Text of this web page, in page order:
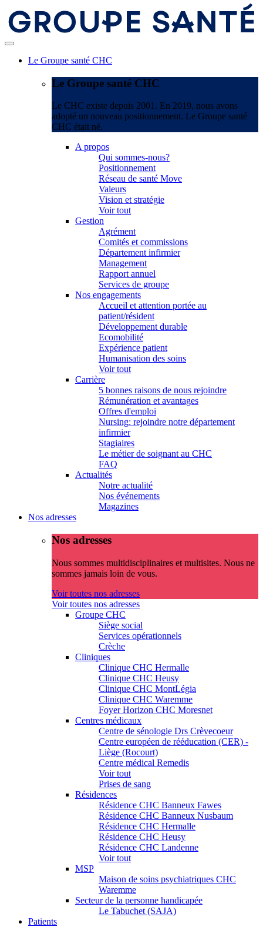
Le Groupe santé CHC
Le Groupe santé CHC
Le CHC existe depuis 2001. En 2019, nous avons
adopté un nouveau positionnement. Le Groupe santé
CHC était né.
A propos
Qui sommes-nous?
Positionnement
Réseau de santé Move
Valeurs
Vision et stratégie
Voir tout
Gestion
Agrément
Comités et commissions
Département infirmier
Management
Rapport annuel
Services de groupe
Nos engagements
Accueil et attention portée au
patient/résident
Développement durable
Ecomobilité
Expérience patient
Humanisation des soins
Voir tout
Carrière
5 bonnes raisons de nous rejoindre
Rémunération et avantages
Offres d'emploi
Nursing: rejoindre notre département
infirmier
Stagiaires
Le métier de soignant au CHC
FAQ
Actualités
Notre actualité
Nos événements
Magazines
Nos adresses
Nos adresses
Nous sommes multidisciplinaires et multisites. Nous ne
sommes jamais loin de vous.
Voir toutes nos adresses
Voir toutes nos adresses
Groupe CHC
Siège social
Services opérationnels
Crèche
Cliniques
Clinique CHC Hermalle
Clinique CHC Heusy
Clinique CHC MontLégia
Clinique CHC Waremme
Foyer Horizon CHC Moresnet
Centres médicaux
Centre de sénologie Drs Crèvecoeur
Centre européen de rééducation (CER) -
Liège (Rocourt)
Centre médical Remedis
Voir tout
Prises de sang
Résidences
Résidence CHC Banneux Fawes
Résidence CHC Banneux Nusbaum
Résidence CHC Hermalle
Résidence CHC Heusy
Résidence CHC Landenne
Voir tout
MSP
Maison de soins psychiatriques CHC
Waremme
Secteur de la personne handicapée
Le Tabuchet (SAJA)
Patients